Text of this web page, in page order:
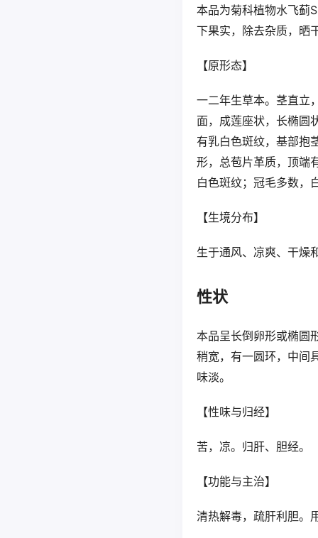
本品为菊科植物水飞蓟
下果实，除去杂质，晒
【原形态】
一二年生草本。茎直立
面，成莲座状，长椭圆
有乳白色斑纹，基部抱
形，总苞片革质，顶端
白色斑纹；冠毛多数，
【生境分布】
生于通风、凉爽、干燥
性状
本品呈长倒卵形或椭圆
稍宽，有一圆环，中间
味淡。
【性味与归经】
苦，凉。归肝、胆经。
【功能与主治】
清热解毒，疏肝利胆。